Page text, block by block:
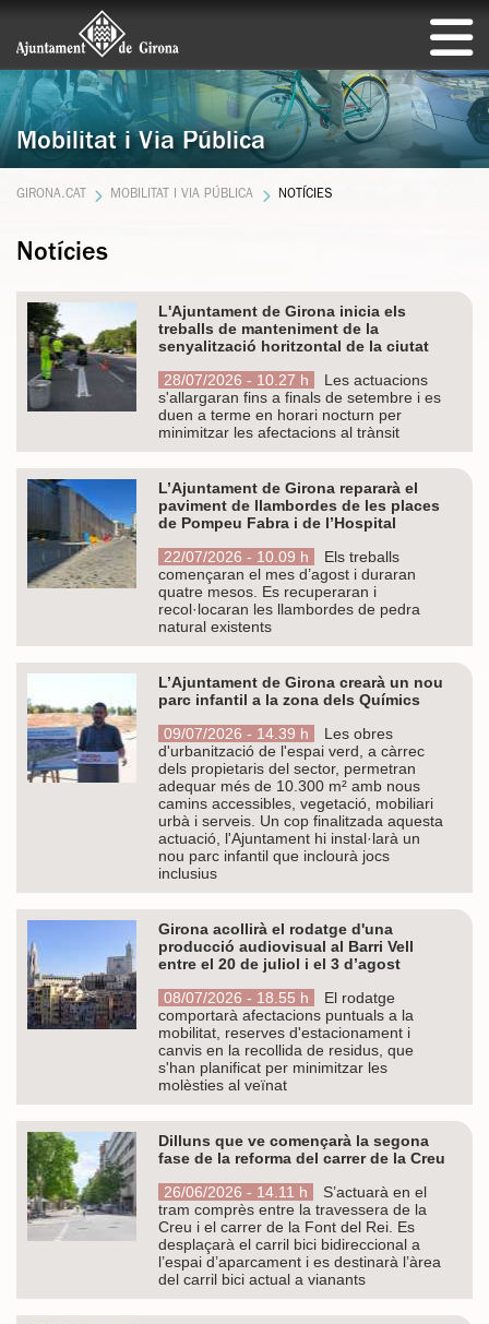
Mobilitat i Via Pública
GIRONA.CAT MOBILITAT I VIA PÚBLICA NOTÍCIES
Notícies
L'Ajuntament de Girona inicia els
treballs de manteniment de la
senyalització horitzontal de la ciutat
28/07/2026 - 10.27 h
Les actuacions
s'allargaran fins a finals de setembre i es
duen a terme en horari nocturn per
minimitzar les afectacions al trànsit
L’Ajuntament de Girona repararà el
paviment de llambordes de les places
de Pompeu Fabra i de l’Hospital
22/07/2026 - 10.09 h
Els treballs
començaran el mes d’agost i duraran
quatre mesos. Es recuperaran i
recol·locaran les llambordes de pedra
natural existents
L’Ajuntament de Girona crearà un nou
parc infantil a la zona dels Químics
09/07/2026 - 14.39 h
Les obres
d'urbanització de l'espai verd, a càrrec
dels propietaris del sector, permetran
adequar més de 10.300 m² amb nous
camins accessibles, vegetació, mobiliari
urbà i serveis. Un cop finalitzada aquesta
actuació, l'Ajuntament hi instal·larà un
nou parc infantil que inclourà jocs
inclusius
Girona acollirà el rodatge d'una
producció audiovisual al Barri Vell
entre el 20 de juliol i el 3 d’agost
08/07/2026 - 18.55 h
El rodatge
comportarà afectacions puntuals a la
mobilitat, reserves d'estacionament i
canvis en la recollida de residus, que
s'han planificat per minimitzar les
molèsties al veïnat
Dilluns que ve començarà la segona
fase de la reforma del carrer de la Creu
26/06/2026 - 14.11 h
S’actuarà en el
tram comprès entre la travessera de la
Creu i el carrer de la Font del Rei. Es
desplaçarà el carril bici bidireccional a
l’espai d’aparcament i es destinarà l’àrea
del carril bici actual a vianants